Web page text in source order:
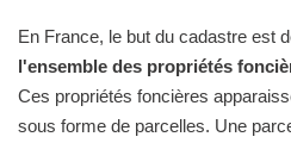
En France, le but du cadastre est
l'ensemble des propriétés
Ces propriétés foncières
sous forme de parcelles. Une